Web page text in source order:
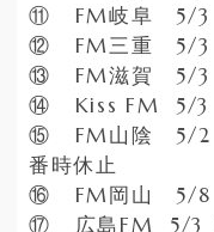
⑪ FM岐阜 5/3
⑫ FM三重 5/3
⑬ FM滋賀 5/3
⑭ Kiss FM 5/3
⑮ FM山陰 5/2
番時休止
⑯ FM岡山 5/8
⑰ 広島FM 5/3